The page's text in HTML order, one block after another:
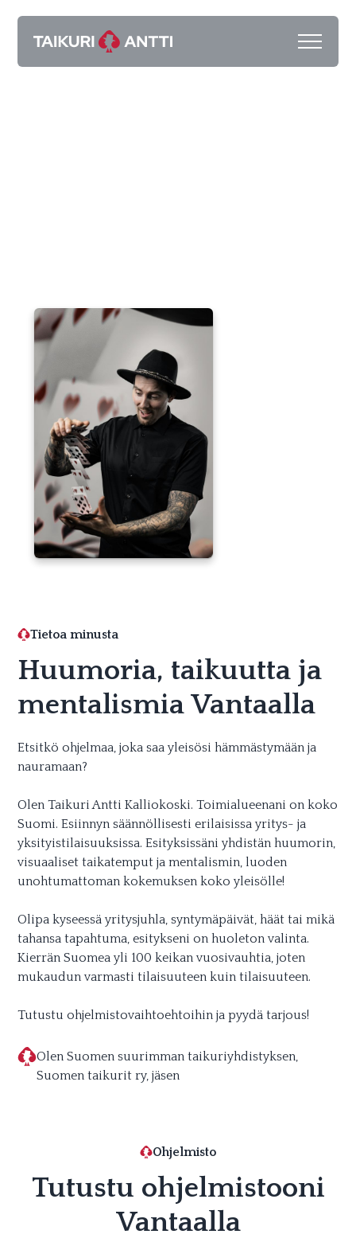
Tietoa minusta
Huumoria, taikuutta ja
mentalismia Vantaalla
Etsitkö ohjelmaa, joka saa yleisösi hämmästymään ja
nauramaan?
Olen Taikuri Antti Kalliokoski. Toimialueenani on koko
Suomi. Esiinnyn säännöllisesti erilaisissa yritys- ja
yksityistilaisuuksissa. Esityksissäni yhdistän huumorin,
visuaaliset taikatemput ja mentalismin, luoden
unohtumattoman kokemuksen koko yleisölle!
Olipa kyseessä yritysjuhla, syntymäpäivät, häät tai mikä
tahansa tapahtuma, esitykseni on huoleton valinta.
Kierrän Suomea yli 100 keikan vuosivauhtia, joten
mukaudun varmasti tilaisuuteen kuin tilaisuuteen.
Tutustu ohjelmistovaihtoehtoihin ja pyydä tarjous!
Olen Suomen suurimman taikuriyhdistyksen,
Suomen taikurit ry, jäsen
Ohjelmisto
Tutustu ohjelmistooni
Vantaalla